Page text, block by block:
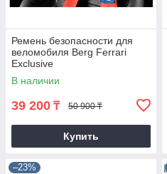
Ремень безопасности для
веломобиля Berg Ferrari
Exclusive
В наличии
39 200 ₸ 50 900 ₸
Купить
–23%